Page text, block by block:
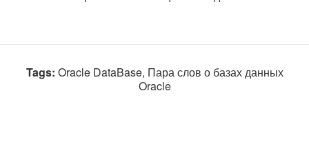
Tags: Oracle DataBase, Пара слов о базах данных
Oracle